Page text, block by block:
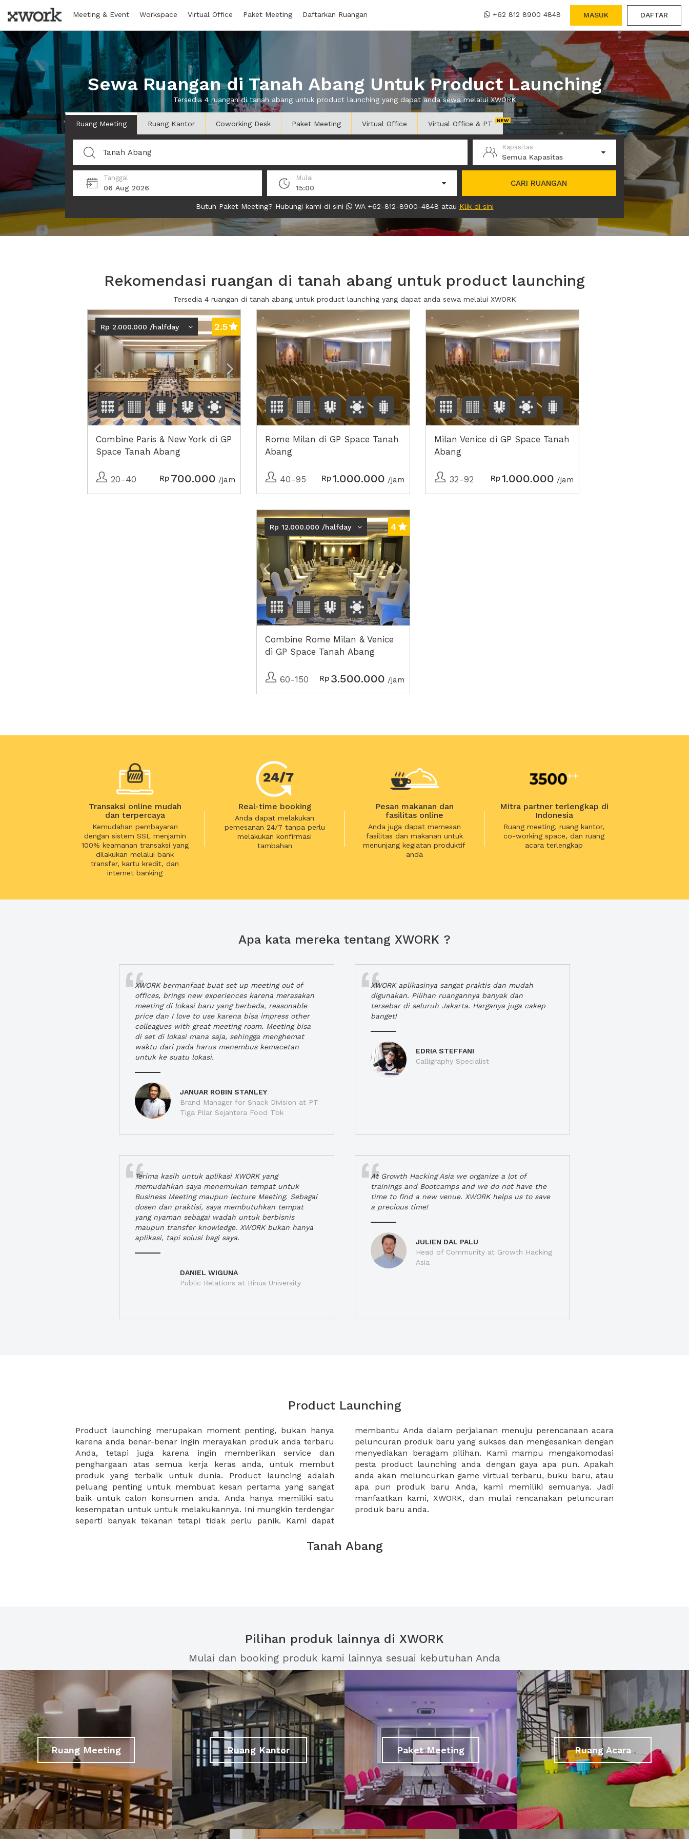
Meeting & Event Workspace Virtual Office Paket Meeting Daftarkan Ruangan +62 812 8900 4848 MASUK DAFTAR
Sewa Ruangan di Tanah Abang Untuk Product Launching
Tersedia 4 ruangan di tanah abang untuk product launching yang dapat anda sewa melalui XWORK
Ruang Meeting Ruang Kantor Coworking Desk Paket Meeting Virtual Office Virtual Office & PT
Kapasitas
Semua Kapasitas
Tanggal
06 Aug 2026
Mulai
15:00
CARI RUANGAN
Butuh Paket Meeting? Hubungi kami di sini WA +62-812-8900-4848 atau Klik di sini
Rekomendasi ruangan di tanah abang untuk product launching
Tersedia 4 ruangan di tanah abang untuk product launching yang dapat anda sewa melalui XWORK
Previous Next2
Rp 2.000.000 /halfday 2.5
Combine Paris & New York di GP
Space Tanah Abang
20-40 Rp 700.000 /jam
Rome Milan di GP Space Tanah
Abang
40-95 Rp1.000.000 /jam
Milan Venice di GP Space Tanah
Abang
32-92 Rp1.000.000 /jam
Previous Next2
Rp 12.000.000 /halfday 4
Combine Rome Milan & Venice
di GP Space Tanah Abang
60-150 Rp 3.500.000 /jam
Transaksi online mudah
dan terpercaya
Kemudahan pembayaran
dengan sistem SSL menjamin
100% keamanan transaksi yang
dilakukan melalui bank
transfer, kartu kredit, dan
internet banking
Real-time booking
Anda dapat melakukan
pemesanan 24/7 tanpa perlu
melakukan konfirmasi
tambahan
Pesan makanan dan
fasilitas online
Anda juga dapat memesan
fasilitas dan makanan untuk
menunjang kegiatan produktif
anda
Mitra partner terlengkap di
Indonesia
Ruang meeting, ruang kantor,
co-working space, dan ruang
acara terlengkap
Apa kata mereka tentang XWORK ?
XWORK bermanfaat buat set up meeting out of
offices, brings new experiences karena merasakan
meeting di lokasi baru yang berbeda, reasonable
price dan I love to use karena bisa impress other
colleagues with great meeting room. Meeting bisa
di set di lokasi mana saja, sehingga menghemat
waktu dari pada harus menembus kemacetan
untuk ke suatu lokasi.
JANUAR ROBIN STANLEY
Brand Manager for Snack Division at PT
Tiga Pilar Sejahtera Food Tbk
XWORK aplikasinya sangat praktis dan mudah
digunakan. Pilihan ruangannya banyak dan
tersebar di seluruh Jakarta. Harganya juga cakep
banget!
EDRIA STEFFANI
Calligraphy Specialist
Terima kasih untuk aplikasi XWORK yang
memudahkan saya menemukan tempat untuk
Business Meeting maupun lecture Meeting. Sebagai
dosen dan praktisi, saya membutuhkan tempat
yang nyaman sebagai wadah untuk berbisnis
maupun transfer knowledge. XWORK bukan hanya
aplikasi, tapi solusi bagi saya.
DANIEL WIGUNA
Public Relations at Binus University
At Growth Hacking Asia we organize a lot of
trainings and Bootcamps and we do not have the
time to find a new venue. XWORK helps us to save
a precious time!
JULIEN DAL PALU
Head of Community at Growth Hacking
Asia
Product Launching
Product launching merupakan moment penting, bukan hanya
karena anda benar-benar ingin merayakan produk anda terbaru
Anda, tetapi juga karena ingin memberikan service dan
penghargaan atas semua kerja keras anda, untuk membut
produk yang terbaik untuk dunia. Product launcing adalah
peluang penting untuk membuat kesan pertama yang sangat
baik untuk calon konsumen anda. Anda hanya memiliki satu
kesempatan untuk untuk melakukannya. Ini mungkin terdengar
seperti banyak tekanan tetapi tidak perlu panik. Kami dapat
membantu Anda dalam perjalanan menuju perencanaan acara
peluncuran produk baru yang sukses dan mengesankan dengan
menyediakan beragam pilihan. Kami mampu mengakomodasi
pesta product launching anda dengan gaya apa pun. Apakah
anda akan meluncurkan game virtual terbaru, buku baru, atau
apa pun produk baru Anda, kami memiliki semuanya. Jadi
manfaatkan kami, XWORK, dan mulai rencanakan peluncuran
produk baru anda.
Tanah Abang
Pilihan produk lainnya di XWORK
Mulai dan booking produk kami lainnya sesuai kebutuhan Anda
Ruang Meeting Ruang Kantor Paket Meeting Ruang Acara